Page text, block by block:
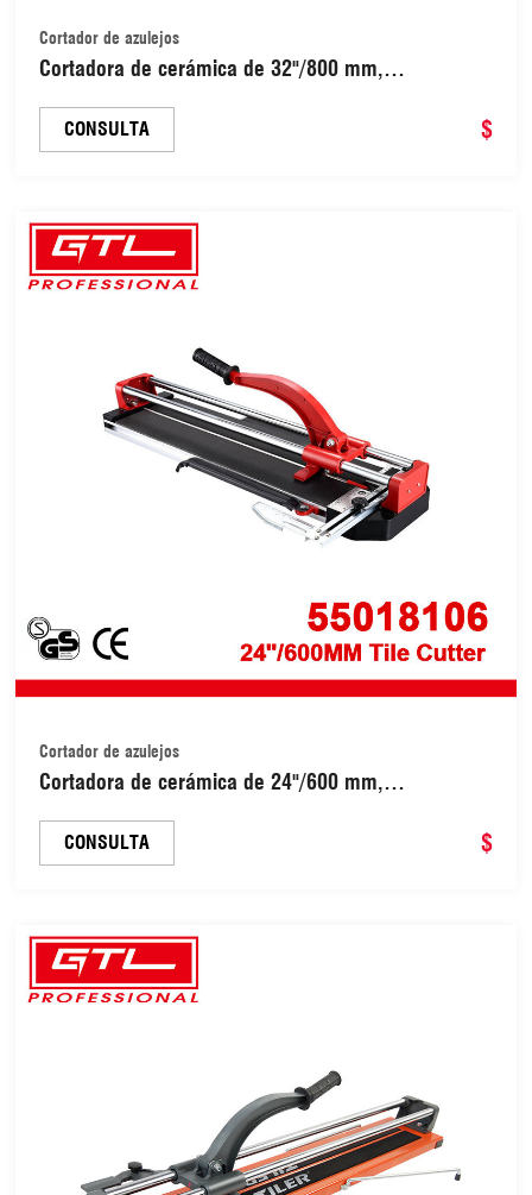
Cortador de azulejos
Cortadora de cerámica de 32"/800 mm,
cortadora de azulejos (55018108)
CONSULTA $
Cortador de azulejos
Cortadora de cerámica de 24"/600 mm,
cortadora de azulejos (55018106)
CONSULTA $